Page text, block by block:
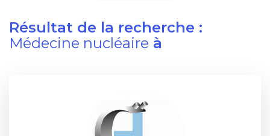
Résultat de la recherche :
Médecine nucléaire à